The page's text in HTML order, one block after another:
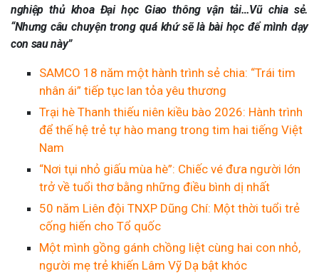
nghiệp thủ khoa Đại học Giao thông vận tải…Vũ chia sẻ.
“Nhưng câu chuyện trong quá khứ sẽ là bài học để mình dạy
con sau này”
SAMCO 18 năm một hành trình sẻ chia: “Trái tim
nhân ái” tiếp tục lan tỏa yêu thương
Trại hè Thanh thiếu niên kiều bào 2026: Hành trình
để thế hệ trẻ tự hào mang trong tim hai tiếng Việt
Nam
“Nơi tụi nhỏ giấu mùa hè”: Chiếc vé đưa người lớn
trở về tuổi thơ bằng những điều bình dị nhất
50 năm Liên đội TNXP Dũng Chí: Một thời tuổi trẻ
cống hiến cho Tổ quốc
Một mình gồng gánh chồng liệt cùng hai con nhỏ,
người mẹ trẻ khiến Lâm Vỹ Dạ bật khóc